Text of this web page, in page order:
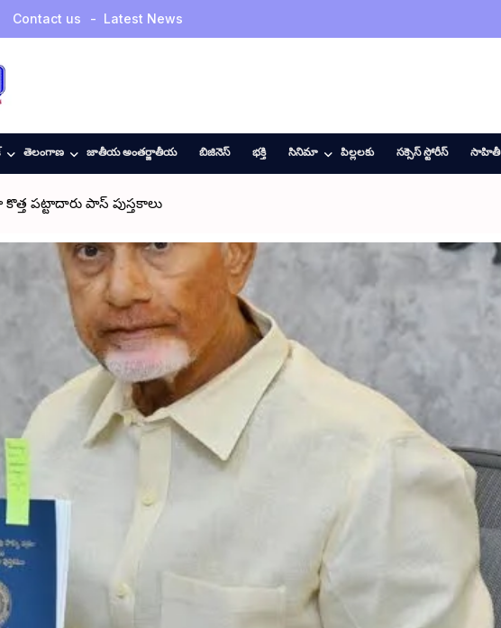
Contact us Latest News
తెలంగాణ జాతీయ అంతర్జాతీయ బిజినెస్ భక్తి సినిమా పిల్లలకు సక్సెస్ స్టోరీస్ సాహితీ
పట్టాదారు పాస్ పుస్తకాలు